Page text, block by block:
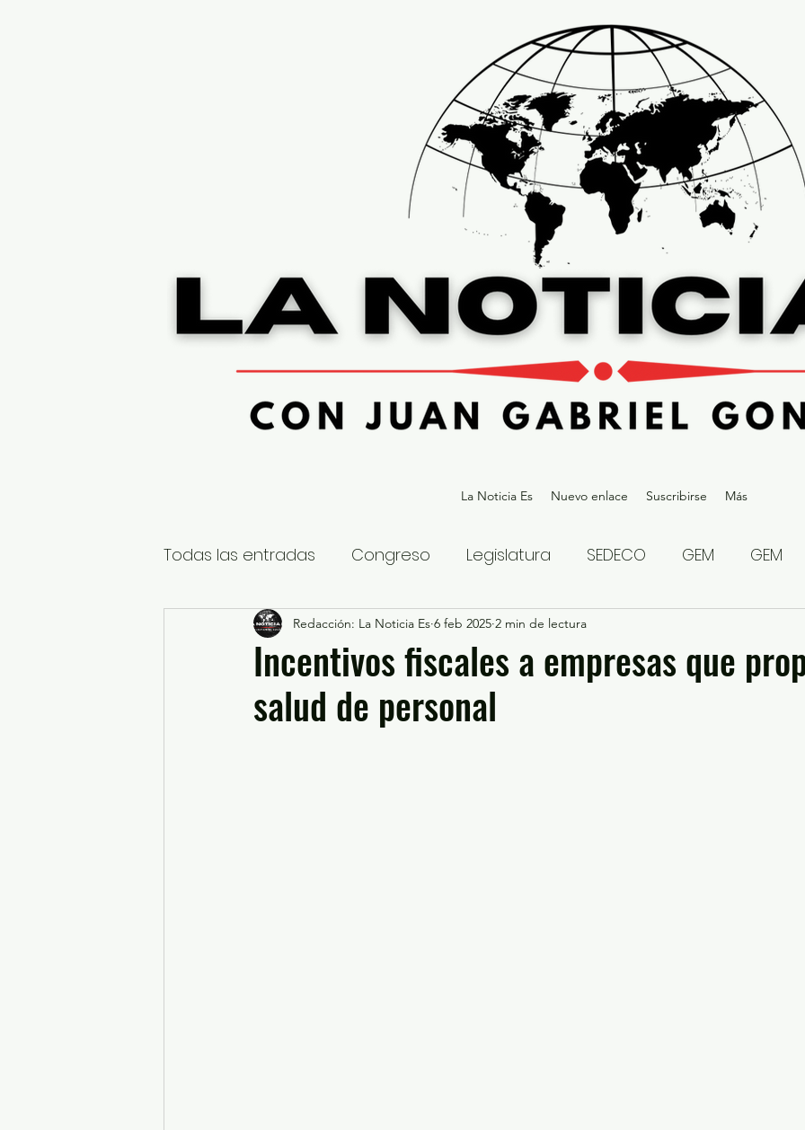
La Noticia Es Nuevo enlace Suscribirse Más
Todas las entradas Congreso Legislatura SEDECO GEM GEM
Nacional Estatal Gubernatura Edoméx 2023
Educación y Cultura Seguridad y Justicia
Incentivos fiscales a empresas que
salud de personal
Redacción: La Noticia Es 6 feb 2025 2 min de lectura